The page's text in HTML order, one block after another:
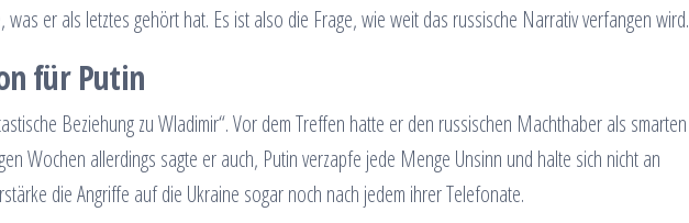
er als letztes gehört hat. Es ist also die Frage, wie weit das russische Narrativ verfangen wird.
für Putin
Beziehung zu Wladimir“. Vor dem Treffen hatte er den russischen Machthaber als smarten
Wochen allerdings sagte er auch, Putin verzapfe jede Menge Unsinn und halte sich nicht an
die Angriffe auf die Ukraine sogar noch nach jedem ihrer Telefonate.